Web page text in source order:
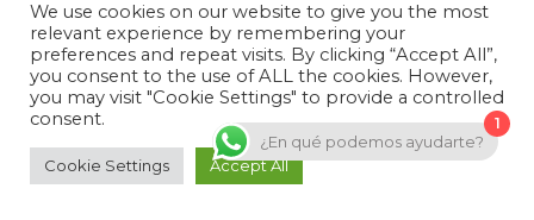
We use cookies on our website to give you the most
relevant experience by remembering your
preferences and repeat visits. By clicking “Accept All”,
you consent to the use of ALL the cookies. However,
you may visit "Cookie Settings" to provide a controlled
consent.
Cookie Settings Accept All
1
¿En qué podemos ayudarte?